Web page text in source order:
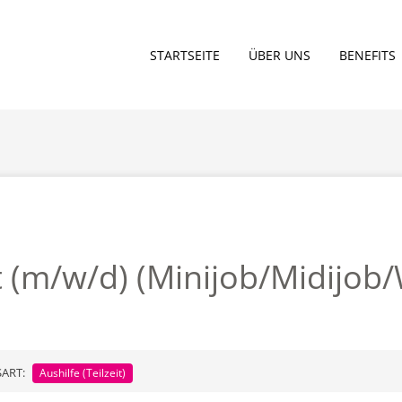
STARTSEITE ÜBER UNS BENEFITS
(m/w/d) (Minijob/
Aushilfe (Teilzeit)